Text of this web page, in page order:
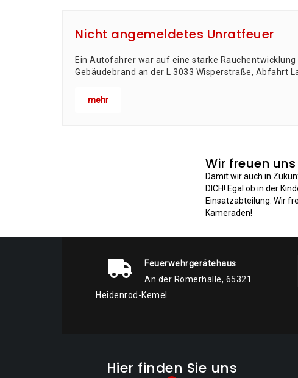
Nicht angemeldetes Unratfeuer
Ein Auto­fah­rer war auf eine star­ke
Gebäu­de­brand an der L 3033 Wis­per­stra­ße, Abfahrt
mehr
Wir freuen
Damit wir auch in
DICH! Egal ob in der
Einsatzabteilung: Wir
Kameraden!
Feuerwehrgerätehaus
An der Römerhalle, 65321
Heidenrod-Kemel
Hier finden Sie uns